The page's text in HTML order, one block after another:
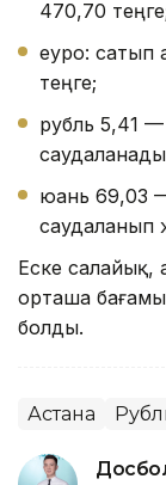
470,70
еуро: сатып
теңге;
рубль 5,41
юань 69,03
саудаланып
Еске салайық,
орташа
болды.
Астана